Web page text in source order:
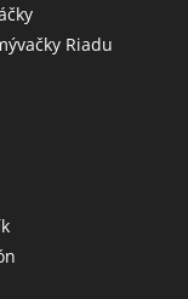
Riadu